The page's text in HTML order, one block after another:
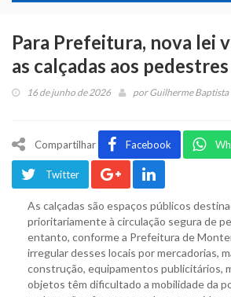
Para Prefeitura, nova lei
as calçadas aos pedestres
16 de junho de 2026 porGuilherme Baptista
Compartilhar Facebook
Twitter
As calçadas são espaços públicos
prioritariamente à circulação segura de
entanto, conforme a Prefeitura de
irregular desses locais por mercadorias,
construção, equipamentos publicitários,
objetos têm dificultado a mobilidade da